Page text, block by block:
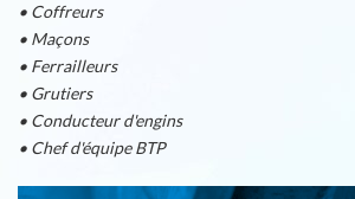
• Coffreurs
• Maçons
• Ferrailleurs
• Grutiers
• Conducteur d'engins
• Chef d'équipe BTP